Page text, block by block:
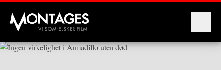
Montages